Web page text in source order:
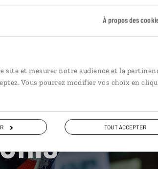
À propos des
et mesurer notre audience et la
Vous pourrez modifier vos choix en
TOUT ACCEPTER